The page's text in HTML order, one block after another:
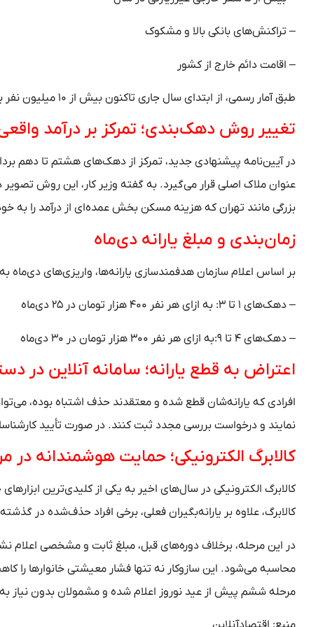
– تراکنش‌های بانکی بالا و مشکوک
– اقامت دائم خارج از کشور
طبق آمار رسمی، از ابتدای سال جاری تاکنون بیش از ۱۰ میلیون نفر بر اساس همین شاخص‌ها از دریافت یارانه حذف شده‌اند.
تغییر روش دهک‌بندی؛ تمرکز بر درآمد
در آیین‌نامه پیشنهادی جدید، تمرکز از دهک‌های هشتم تا دهم
عنوان ملاک اصلی قرار می‌گیرد. به گفته وزیر کار، این روش
بزرگی مانند تهران که هزینه مسکن بخش عمده‌ای از درآمد را
زمان‌بندی و مبلغ یارانه دی‌ماه
بر اساس اعلام سازمان هدفمندسازی یارانه‌ها، واریزی‌های دی‌ماه
– دهک‌های ۱ تا ۳: به ازای هر نفر ۴۰۰ هزار تومان در ۲۵ دی‌ماه
– دهک‌های ۴ تا ۹:به ازای هر نفر ۳۰۰ هزار تومان در ۳۰ دی‌ماه
اعتراض به قطع یارانه؛ سامانه آنلاین در
نمایند و درخواست بررسی مجدد ثبت کنند. در صورت تأیید
کالابرگ الکترونیکی؛ حمایت هوشمندانه
کالابرگ الکترونیکی در سال‌های اخیر به یکی از کلیدی‌ترین
کالابرگ، علاوه بر یارانه‌بگیران فعلی، برخی افراد حذف‌شده در
در این مرحله، برخلاف دوره‌های قبل، مبلغ ثابت و مشخصی
محاسبه می‌شود. این سازوکار نه تنها فشار معیشتی خانوار‌ها را
مرحله ششم پیش از عید نوروز اعلام شده و مشمولان بدون نیاز